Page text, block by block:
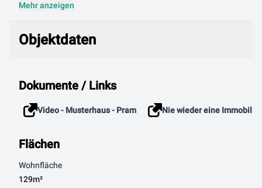
Mehr anzeigen
Objektdaten
Dokumente / Links
Video - Musterhaus - Pram Nie wieder eine Immobilie
Flächen
Wohnfläche
129m²